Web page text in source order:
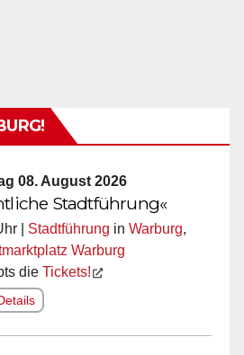
08. August 2026
Stadtführung«
| Stadtführung in Warburg,
Warburg
die Tickets!